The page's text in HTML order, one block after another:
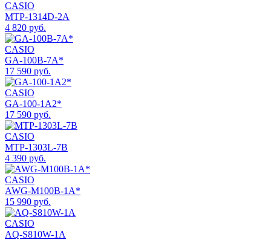
CASIO
MTP-1314D-2A
4 820 руб.
CASIO
GA-100B-7A*
17 590 руб.
CASIO
GA-100-1A2*
17 590 руб.
CASIO
MTP-1303L-7B
4 390 руб.
CASIO
AWG-M100B-1A*
15 990 руб.
CASIO
AQ-S810W-1A